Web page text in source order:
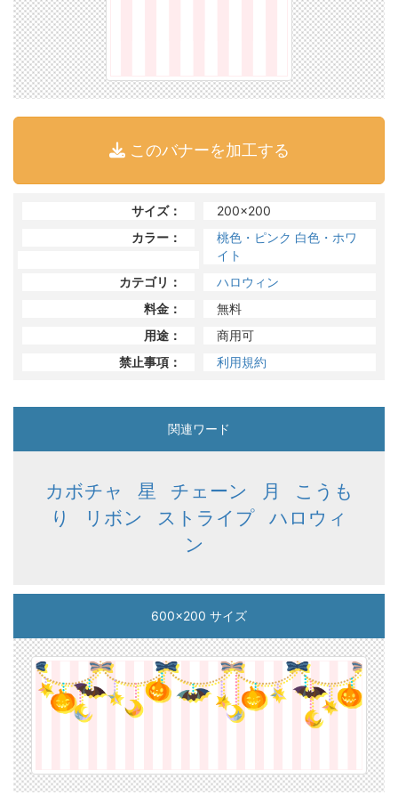
このバナーを加工する
サイズ：
200x200
カラー：
桃色・ピンク 白色・ホワ
イト
カテゴリ：
ハロウィン
料金：
無料
用途：
商用可
禁止事項：
利用規約
関連ワード
カボチャ 星 チェーン 月
こうも
り
リボン ストライプ
ハロウィ
ン
600x200 サイズ